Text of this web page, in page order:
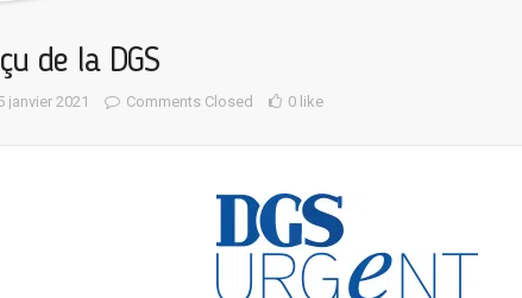
de la DGS
janvier 2021 Comments Closed 0 like